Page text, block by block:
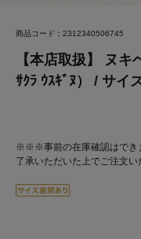
商品コード：2312340506745
【本店取扱】 ヌ
ｻｸﾗ ｳｽｷﾞﾇ） / サイ
※※※事前の在庫確認はで
了承いただいた上でご注文い